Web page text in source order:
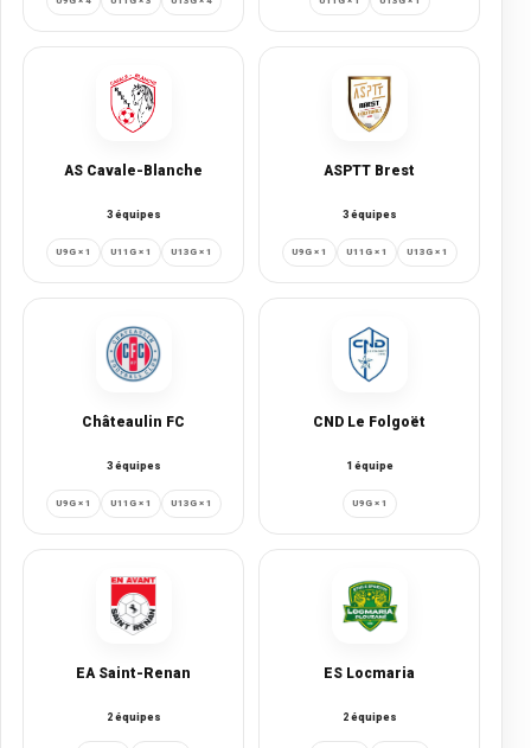
AS Cavale-Blanche
3 équipes
U9G × 1 U11G × 1 U13G × 1
ASPTT Brest
3 équipes
U9G × 1 U11G × 1 U13G × 1
Châteaulin FC
3 équipes
U9G × 1 U11G × 1 U13G × 1
CND Le Folgoët
1 équipe
U9G × 1
EA Saint-Renan
2 équipes
ES Locmaria
2 équipes